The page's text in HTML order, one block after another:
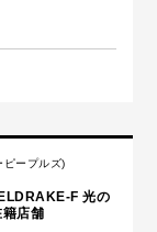
ープルズ)
F 光の
店舗